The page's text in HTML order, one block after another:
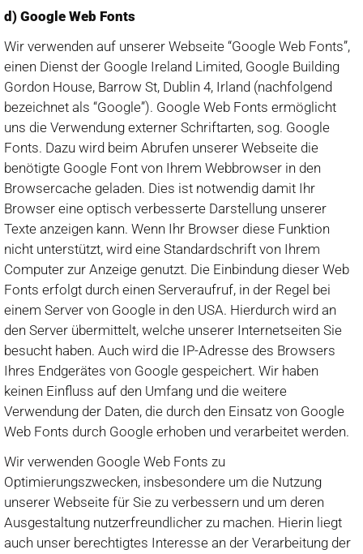
d) Google Web Fonts
Wir verwenden auf unserer Webseite “Google Web Fonts”,
einen Dienst der Google Ireland Limited, Google Building
Gordon House, Barrow St, Dublin 4, Irland (nachfolgend
bezeichnet als “Google”). Google Web Fonts ermöglicht
uns die Verwendung externer Schriftarten, sog. Google
Fonts. Dazu wird beim Abrufen unserer Webseite die
benötigte Google Font von Ihrem Webbrowser in den
Browsercache geladen. Dies ist notwendig damit Ihr
Browser eine optisch verbesserte Darstellung unserer
Texte anzeigen kann. Wenn Ihr Browser diese Funktion
nicht unterstützt, wird eine Standardschrift von Ihrem
Computer zur Anzeige genutzt. Die Einbindung dieser Web
Fonts erfolgt durch einen Serveraufruf, in der Regel bei
einem Server von Google in den USA. Hierdurch wird an
den Server übermittelt, welche unserer Internetseiten Sie
besucht haben. Auch wird die IP-Adresse des Browsers
Ihres Endgerätes von Google gespeichert. Wir haben
keinen Einfluss auf den Umfang und die weitere
Verwendung der Daten, die durch den Einsatz von Google
Web Fonts durch Google erhoben und verarbeitet werden.
Wir verwenden Google Web Fonts zu
Optimierungszwecken, insbesondere um die Nutzung
unserer Webseite für Sie zu verbessern und um deren
Ausgestaltung nutzerfreundlicher zu machen. Hierin liegt
auch unser berechtigtes Interesse an der Verarbeitung der